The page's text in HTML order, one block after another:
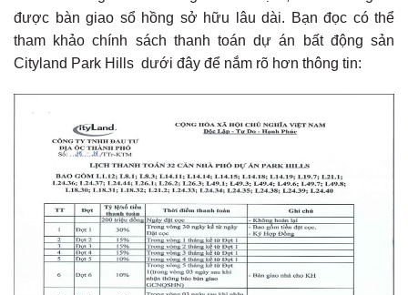
được bàn giao sổ hồng sở hữu lâu dài. Bạn đọc có thể
tham khảo chính sách thanh toán dự án bất động sản
Cityland Park Hills dưới đây để nắm rõ hơn thông tin: